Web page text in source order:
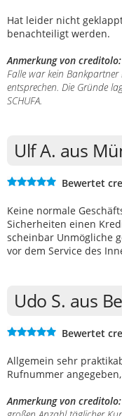
Hat leider nicht
benachteiligt werden.
Anmerkung von creditolo:
Falle war kein
entsprechen. Die Gründe
SCHUFA.
Ulf A. aus
Bewertet
Keine normale
Sicherheiten einen
scheinbar Unmögliche
vor dem Service des
Udo S. aus
Bewertet
Allgemein sehr
Rufnummer
Anmerkung von creditolo: